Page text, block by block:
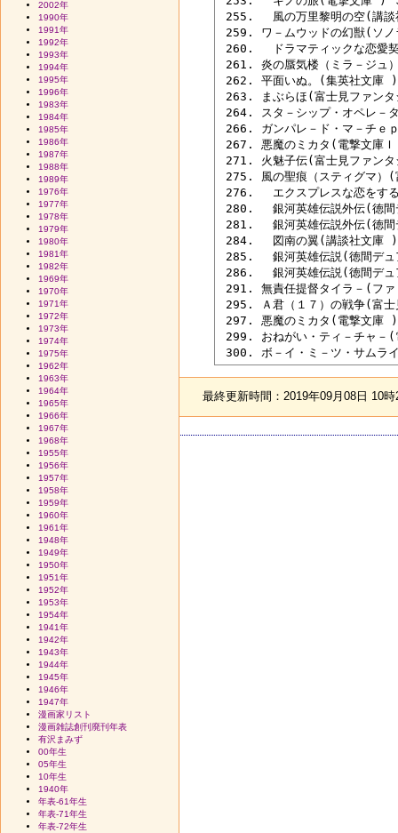
255. 　風の万里黎明の空(講
259. ワ－ムウッドの幻獣(ソ
260. 　ドラマティックな恋愛
261. 炎の蜃気楼（ミラ－ジュ
262. 平面いぬ。(集英社文庫
263. まぶらほ(富士見ファン
264. スタ－シップ・オペレ
266. ガンパレ－ド・マ－チｅ
267. 悪魔のミカタ(電撃文庫
271. 火魅子伝(富士見ファン
275. 風の聖痕（スティグマ）
276. 　エクスプレスな恋を
280. 　銀河英雄伝説外伝(徳
281. 　銀河英雄伝説外伝(徳
284. 　図南の翼(講談社文庫
285. 　銀河英雄伝説(徳間デ
286. 　銀河英雄伝説(徳間デ
291. 無責任提督タイラ－(フ
295. Ａ君（１７）の戦争(富
297. 悪魔のミカタ(電撃文庫
299. おねがい・ティ－チャ
最終更新時間：2019年09月08日 10
2002年
1990年
1991年
1992年
1993年
1994年
1995年
1996年
1983年
1984年
1985年
1986年
1987年
1988年
1989年
1976年
1977年
1978年
1979年
1980年
1981年
1982年
1969年
1970年
1971年
1972年
1973年
1974年
1975年
1962年
1963年
1964年
1965年
1966年
1967年
1968年
1955年
1956年
1957年
1958年
1959年
1960年
1961年
1948年
1949年
1950年
1951年
1952年
1953年
1954年
1941年
1942年
1943年
1944年
1945年
1946年
1947年
漫画家リスト
漫画雑誌創刊廃刊年表
有沢まみず
00年生
05年生
10年生
1940年
年表-61年生
年表-71年生
年表-72年生